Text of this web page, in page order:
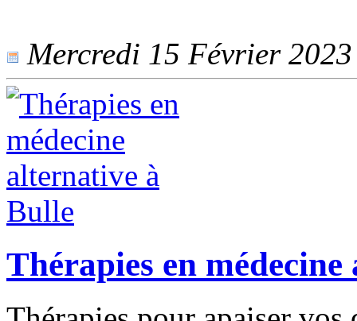
Mercredi 15 Février
Thérapies en